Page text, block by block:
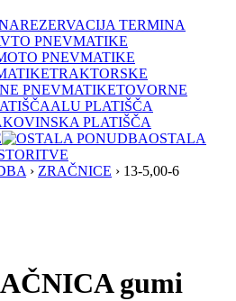
REZERVACIJA TERMINA
PNEVMATIKE
PNEVMATIKE
TRAKTORSKE
TOVORNE
ALU PLATIŠČA
KOVINSKA PLATIŠČA
OSTALA
› ZRAČNICE › 13-5,00-6
gumi